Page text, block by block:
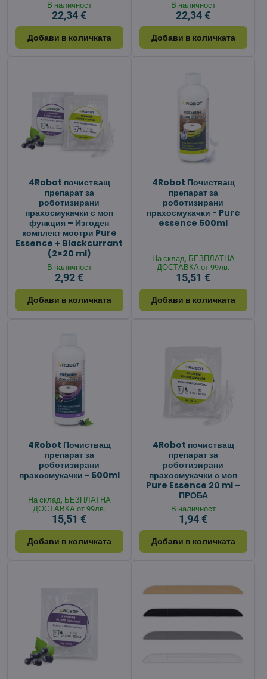
В наличност
22,34 €
Добави в количката
В наличност
22,34 €
Добави в количката
4Robot почистващ
препарат за
роботизирани
прахосмукачки с моп
функция – Изгоден
комплект мостри Pure
Essence + Blackcurrant
(2×20 ml)
В наличност
2,92 €
Добави в количката
4Robot Почистващ
препарат за
роботизирани
прахосмукачки - Pure
essence 500ml
На склад, БЕЗПЛАТНА
ДОСТАВКА от 99лв.
15,51 €
Добави в количката
4Robot Почистващ
препарат за
роботизирани
прахосмукачки - 500ml
На склад, БЕЗПЛАТНА
ДОСТАВКА от 99лв.
15,51 €
Добави в количката
4Robot почистващ
препарат за
роботизирани
прахосмукачки с моп
Pure Essence 20 ml –
ПРОБА
В наличност
1,94 €
Добави в количката